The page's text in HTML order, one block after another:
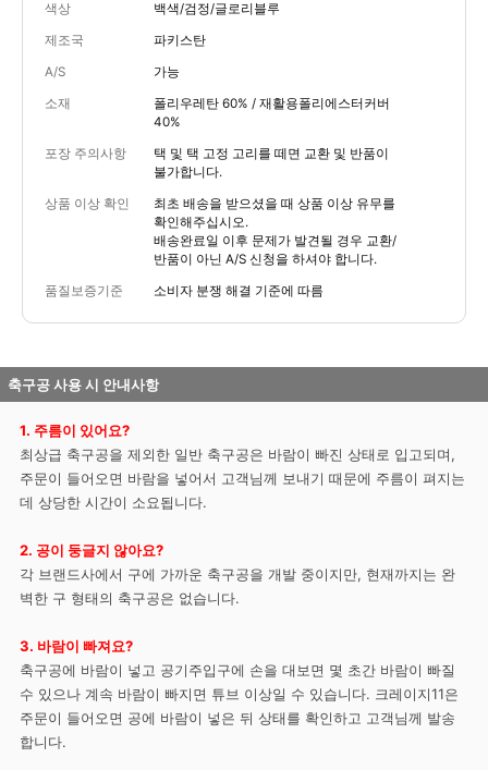
색상 백색/검정/글로리블루
제조국 파키스탄
A/S 가능
소재
폴리우레탄 60% / 재활용폴리에스터커버
40%
포장 주의사항
택 및 택 고정 고리를 떼면 교환 및 반품이
불가합니다.
상품 이상 확인
최초 배송을 받으셨을 때 상품 이상 유무를
확인해주십시오.
배송완료일 이후 문제가 발견될 경우 교환/
반품이 아닌 A/S 신청을 하셔야 합니다.
품질보증기준 소비자 분쟁 해결 기준에 따름
축구공 사용 시 안내사항
1. 주름이 있어요?
최상급 축구공을 제외한 일반 축구공은 바람이 빠진 상태로 입고되며,
주문이 들어오면 바람을 넣어서 고객님께 보내기 때문에 주름이 펴지는
데 상당한 시간이 소요됩니다.
2. 공이 둥글지 않아요?
각 브랜드사에서 구에 가까운 축구공을 개발 중이지만, 현재까지는 완
벽한 구 형태의 축구공은 없습니다.
3. 바람이 빠져요?
축구공에 바람이 넣고 공기주입구에 손을 대보면 몇 초간 바람이 빠질
수 있으나 계속 바람이 빠지면 튜브 이상일 수 있습니다. 크레이지11은
주문이 들어오면 공에 바람이 넣은 뒤 상태를 확인하고 고객님께 발송
합니다.